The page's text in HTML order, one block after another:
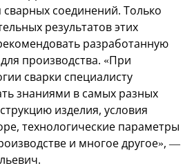
соединений. Только
результатов этих
разработанную
производства. «При
сварки специалисту
знаниями в самых разных
изделия, условия
технологические параметры
и многое другое», —